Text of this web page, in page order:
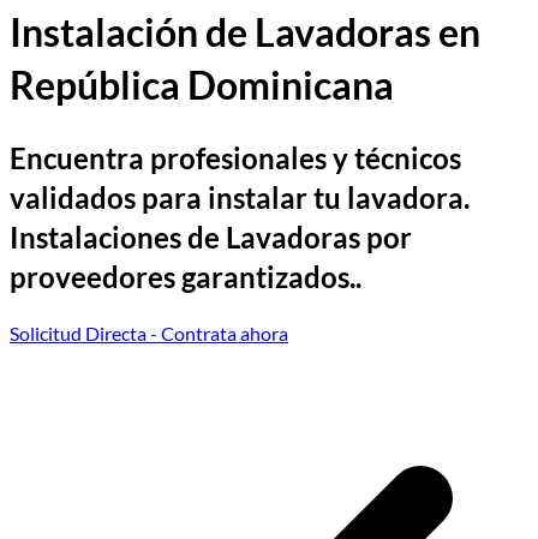
Instalación de Lavadoras en
República Dominicana
Encuentra profesionales y técnicos
validados para instalar tu lavadora.
Instalaciones de Lavadoras por
proveedores garantizados..
Solicitud Directa- Contrata ahora